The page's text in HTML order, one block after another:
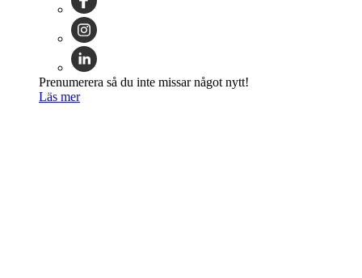
Prenumerera så du inte missar något nytt!
Läs mer